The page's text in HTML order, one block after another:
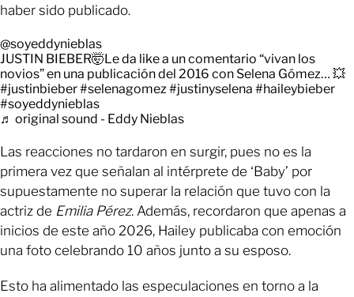
haber sido publicado.
@soyeddynieblas
JUSTIN BIEBER🤯Le da like a un comentario “vivan los
novios” en una publicación del 2016 con Selena Gómez… 💥
#justinbieber#selenagomez#justinyselena #haileybieber
#soyeddynieblas
♬ original sound - Eddy Nieblas
Las reacciones no tardaron en surgir, pues no es la
primera vez que señalan al intérprete de ‘Baby’ por
supuestamente no superar la relación que tuvo con la
actriz de Emilia Pérez. Además, recordaron que apenas a
inicios de este año 2026, Hailey publicaba con emoción
una foto celebrando 10 años junto a su esposo.
Esto ha alimentado las especulaciones en torno a la